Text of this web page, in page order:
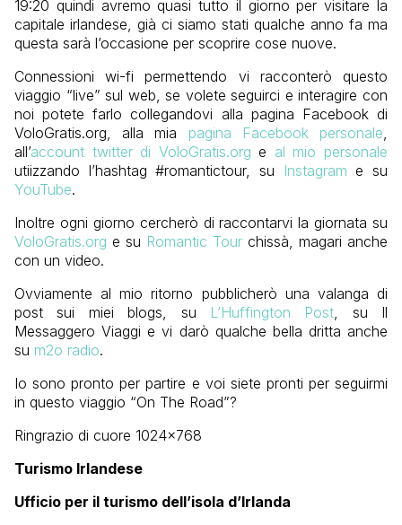
19:20 quindi avremo quasi tutto il giorno per visitare la
capitale irlandese, già ci siamo stati qualche anno fa ma
questa sarà l’occasione per scoprire cose nuove.
Connessioni wi-fi permettendo vi racconterò questo
viaggio “live” sul web, se volete seguirci e interagire con
noi potete farlo collegandovi alla pagina Facebook di
VoloGratis.org, alla mia pagina Facebook personale,
all’account twitter di VoloGratis.org e al mio personale
utiizzando l’hashtag #romantictour, su
Instagram e su
YouTube.
Inoltre ogni giorno cercherò di raccontarvi la giornata su
VoloGratis.org e su Romantic Tour chissà, magari anche
con un video.
Ovviamente al mio ritorno pubblicherò una valanga di
post sui miei blogs, su
L’Huffington Post, su Il
Messaggero Viaggi e vi darò qualche bella dritta anche
su m2o radio.
Io sono pronto per partire e voi siete pronti per seguirmi
in questo viaggio “On The Road”?
Ringrazio di cuore 1024x768
Turismo Irlandese
Ufficio per il turismo dell’isola d’Irlanda